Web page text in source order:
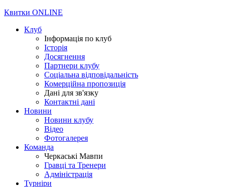
Квитки ONLINE
Клуб
Інформація по клуб
Історія
Досягнення
Партнери клубу
Соціальна відповідальність
Комерційна пропозиція
Дані для зв'язку
Контактні дані
Новини
Новини клубу
Відео
Фотогалерея
Команда
Черкаські Мавпи
Гравці та Тренери
Адміністрація
Турніри